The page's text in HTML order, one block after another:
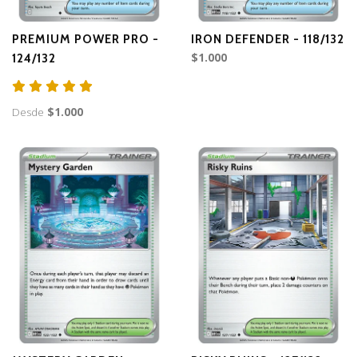
PREMIUM POWER PRO -
124/132
Desde $1.000
IRON DEFENDER - 118/132
$1.000